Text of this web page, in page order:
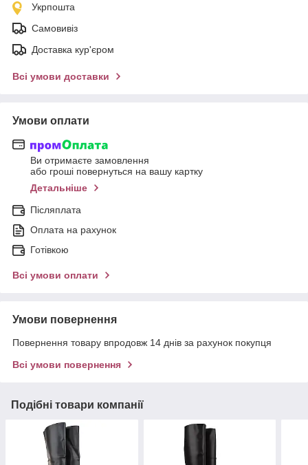
Укрпошта
Самовивіз
Доставка кур'єром
Всі умови доставки
Умови оплати
Ви отримаєте замовлення
або гроші повернуться на вашу картку
Детальніше
Післяплата
Оплата на рахунок
Готівкою
Всі умови оплати
Умови повернення
Повернення товару впродовж 14 днів за рахунок покупця
Всі умови повернення
Подібні товари компанії